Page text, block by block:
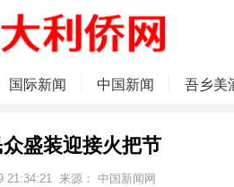
国际新闻 中国新闻 吾乡美
众盛装迎接火把节
21:34:21 来源： 中国新闻网